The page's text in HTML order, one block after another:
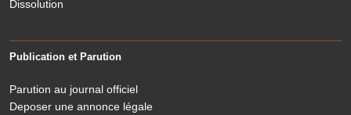
Dissolution
Publication et Parution
Parution au journal officiel
Deposer une annonce légale